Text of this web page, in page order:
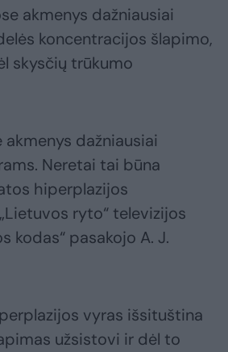
akmenys dažniausiai
koncentracijos šlapimo,
skysčių trūkumo
akmenys dažniausiai
Neretai tai būna
hiperplazijos
ryto“ televizijos
kodas“ pasakojo A. J.
vyras išsituština
užsistovi ir dėl to